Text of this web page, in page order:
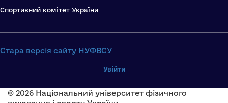
Спортивний комітет України
Стара версія сайту НУФВСУ
Увійти
© 2026 Національний університет фізичного